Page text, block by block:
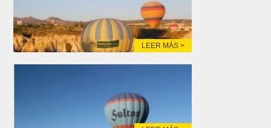
LEER MÁS >